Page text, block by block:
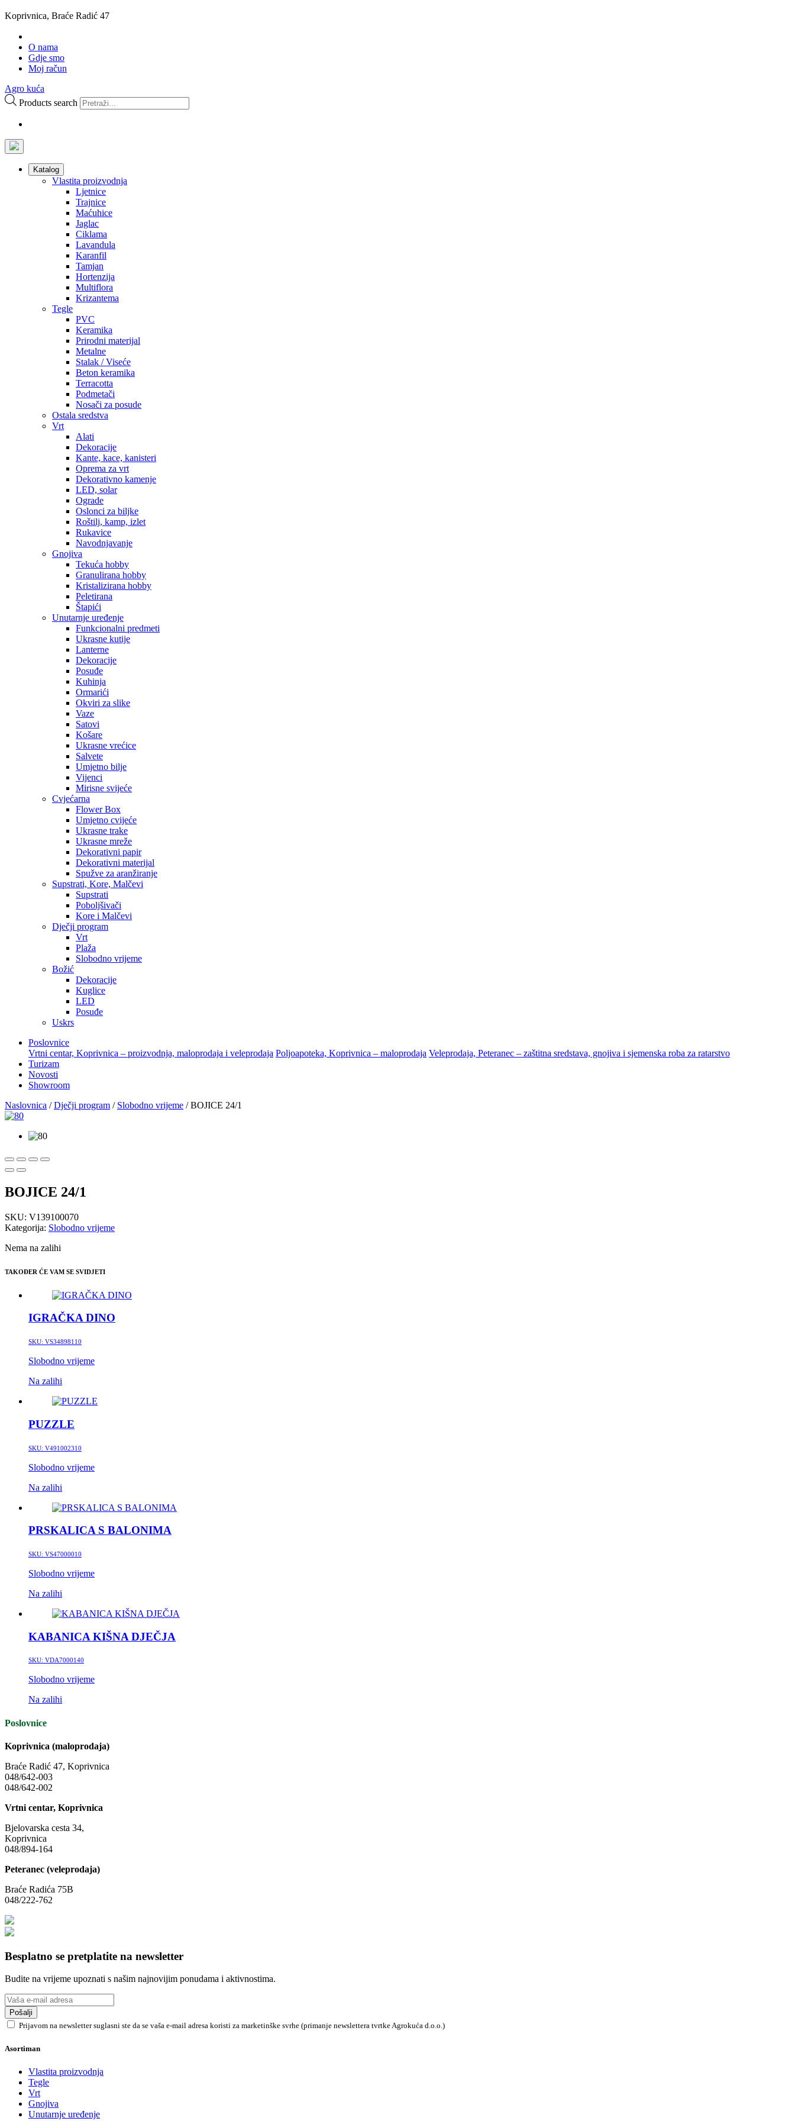
Koprivnica, Braće Radić 47
O nama
Gdje smo
Moj račun
Agro kuća
Products search
Katalog
Vlastita proizvodnja
Ljetnice
Trajnice
Maćuhice
Jaglac
Ciklama
Lavandula
Karanfil
Tamjan
Hortenzija
Multiflora
Krizantema
Tegle
PVC
Keramika
Prirodni materijal
Metalne
Stalak / Viseće
Beton keramika
Terracotta
Podmetači
Nosači za posude
Ostala sredstva
Vrt
Alati
Dekoracije
Kante, kace, kanisteri
Oprema za vrt
Dekorativno kamenje
LED, solar
Ograde
Oslonci za biljke
Roštilj, kamp, izlet
Rukavice
Navodnjavanje
Gnojiva
Tekuća hobby
Granulirana hobby
Kristalizirana hobby
Peletirana
Štapići
Unutarnje uređenje
Funkcionalni predmeti
Ukrasne kutije
Lanterne
Dekoracije
Posuđe
Kuhinja
Ormarići
Okviri za slike
Vaze
Satovi
Košare
Ukrasne vrećice
Salvete
Umjetno bilje
Vijenci
Mirisne svijeće
Cvjećarna
Flower Box
Umjetno cvijeće
Ukrasne trake
Ukrasne mreže
Dekorativni papir
Dekorativni materijal
Spužve za aranžiranje
Supstrati, Kore, Malčevi
Supstrati
Poboljšivači
Kore i Malčevi
Dječji program
Vrt
Plaža
Slobodno vrijeme
Božić
Dekoracije
Kuglice
LED
Posuđe
Uskrs
Poslovnice
Vrtni centar, Koprivnica – proizvodnja, maloprodaja i veleprodaja Poljoapoteka, Koprivnica – maloprodaja Veleprodaja, Peteranec – zaštitna sredstava, gnojiva i sjemenska roba za ratarstvo
Turizam
Novosti
Showroom
Naslovnica /Dječji program / Slobodno vrijeme / BOJICE 24/1
BOJICE 24/1
SKU: V139100070
Kategorija: Slobodno vrijeme
Nema na zalihi
TAKOĐER ĆE VAM SE SVIDJETI
IGRAČKA DINO
SKU: VS34898110
Slobodno vrijeme
Na zalihi
PUZZLE
SKU: V491002310
Slobodno vrijeme
Na zalihi
PRSKALICA S BALONIMA
SKU: VS47000010
Slobodno vrijeme
Na zalihi
KABANICA KIŠNA DJEČJA
SKU: VDA7000140
Slobodno vrijeme
Na zalihi
Poslovnice
Koprivnica (maloprodaja)
Braće Radić 47, Koprivnica
048/642-003
048/642-002
Vrtni centar, Koprivnica
Bjelovarska cesta 34,
Koprivnica
048/894-164
Peteranec (veleprodaja)
Braće Radića 75B
048/222-762
Besplatno se pretplatite na newsletter
Budite na vrijeme upoznati s našim najnovijim ponudama i aktivnostima.
Pošalji
Prijavom na newsletter suglasni ste da se vaša e-mail adresa koristi za marketinške svrhe (primanje newslettera tvrtke Agrokuća d.o.o.)
Asortiman
Vlastita proizvodnja
Tegle
Vrt
Gnojiva
Unutarnje uređenje